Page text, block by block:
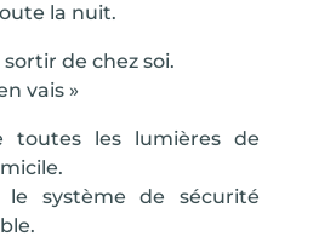
la nuit.
de chez soi.
vais »
toutes les lumières de
le système de sécurité